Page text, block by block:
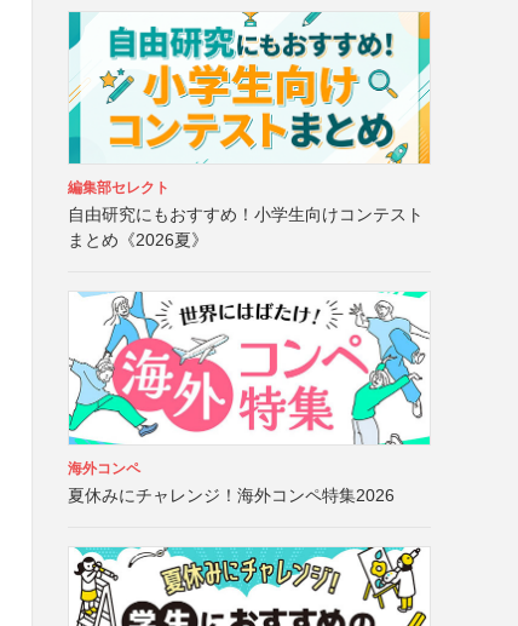
編集部セレクト
自由研究にもおすすめ！小学生向けコンテスト
まとめ《2026夏》
海外コンペ
夏休みにチャレンジ！海外コンペ特集2026